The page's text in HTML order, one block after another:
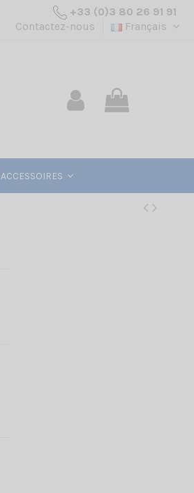
+33 (0)3 80 26 91 91
Contactez-nous
Français
ACCESSOIRES